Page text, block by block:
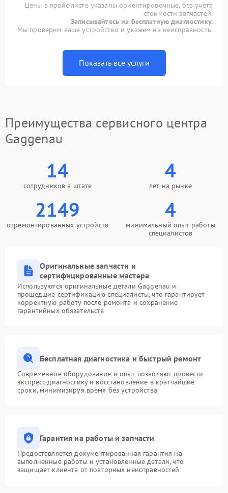
Цены в прайс-листе указаны ориентировочные, без учета
стоимости запчастей.
Записывайтесь на бесплатную диагностику.
Мы проверим ваше устройство и укажем на неисправность.
Показать все услуги
Преимущества сервисного центра
Gaggenau
14
сотрудников в штате
4
лет на рынке
2149
отремонтированных устройств
4
минимальный опыт работы
специалистов
Оригинальные запчасти и
сертифицированные мастера
Используются оригинальные детали Gaggenau и
прошедшие сертификацию специалисты, что гарантирует
корректную работу после ремонта и сохранение
гарантийных обязательств
Бесплатная диагностика и быстрый ремонт
Современное оборудование и опыт позволяют провести
экспресс-диагностику и восстановление в кратчайшие
сроки, минимизируя время без устройства
Гарантия на работы и запчасти
Предоставляется документированная гарантия на
выполненные работы и установленные детали, что
защищает клиента от повторных неисправностей